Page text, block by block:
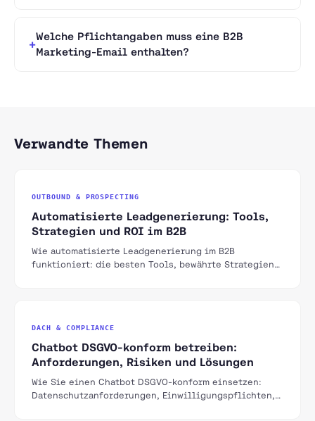
Welche Pflichtangaben muss eine B2B
Marketing-Email enthalten?
Verwandte Themen
OUTBOUND & PROSPECTING
Automatisierte Leadgenerierung: Tools,
Strategien und ROI im B2B
Wie automatisierte Leadgenerierung im B2B
funktioniert: die besten Tools, bewährte Strategien
DACH & COMPLIANCE
Chatbot DSGVO-konform betreiben:
Anforderungen, Risiken und Lösungen
Wie Sie einen Chatbot DSGVO-konform einsetzen:
Datenschutzanforderungen, Einwilligungspflichten,